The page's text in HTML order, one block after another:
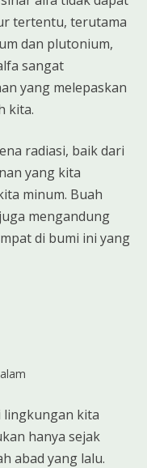
tertentu, terutama
dan plutonium,
sangat
yang melepaskan
kita.
radiasi, baik dari
yang kita
minum. Buah
mengandung
di bumi ini yang
lingkungan kita
hanya sejak
abad yang lalu.